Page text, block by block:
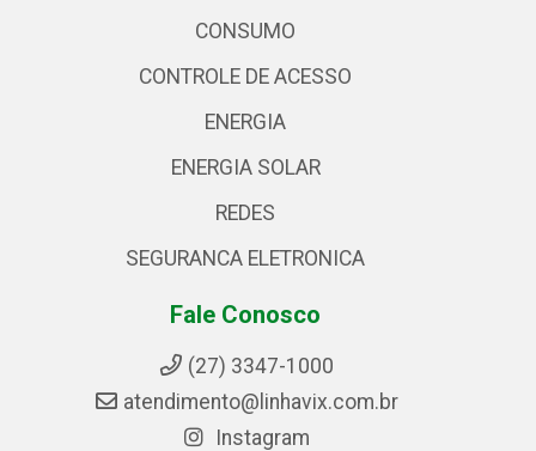
CONSUMO
CONTROLE DE ACESSO
ENERGIA
ENERGIA SOLAR
REDES
SEGURANCA ELETRONICA
Fale Conosco
(27) 3347-1000
atendimento@linhavix.com.br
Instagram